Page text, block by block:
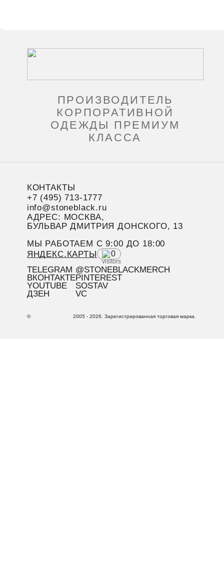
ПРОИЗВОДИТЕЛЬ
КОРПОРАТИВНОЙ
ОДЕЖДЫ ПРЕМИУМ
КЛАССА
КОНТАКТЫ
+7 (495) 713-1777
info@stoneblack.ru
АДРЕС: МОСКВА,
БУЛЬВАР ДМИТРИЯ ДОНСКОГО, 13
МЫ РАБОТАЕМ C 9:00 ДО 18:00
ЯНДЕКС.КАРТЫ
0
TELEGRAM
ВКОНТАКТЕ
YOUTUBE
ДЗЕН
@STONEBLACKMERCH
PINTEREST
SOSTAV
VC
© 2005 - 2026. Зарегистрированная торговая марка.